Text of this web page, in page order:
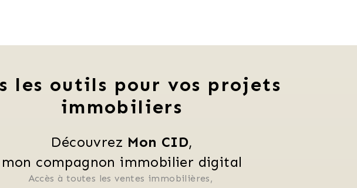
les outils pour vos projets
immobiliers
Découvrez Mon CID,
mon compagnon immobilier digital
Accès à toutes les ventes immobilières,